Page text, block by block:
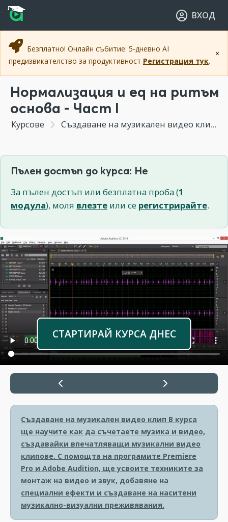
Прескочи към основното съдържание
Прескочи към навигацията
ВХОД
×
Безплатно! Онлайн събитие: 5-дневно AI
предизвикателство за продуктивност Регистрация тук.
Нормализация и eq на ритъм
основа - Част I
Курсове Създаване на музикален видео клип
Пълен достъп до курса: Не
За пълен достъп или безплатна проба (1
модула), моля влезте или се регистрирайте.
СТАРТИРАЙ КУРСА ДНЕС
Създаване на музикален видео клип В курса
ще научите как да съчетаете музика и видео,
създавайки впечатляващи музикални видео
клипове. С помощта на програмите Premiere
Pro и Adobe Audition, ще усвоите техниките за
монтаж на видео и звук, добавяне на
специални ефекти и създаване на наситени
музикално-визуални преживявания.